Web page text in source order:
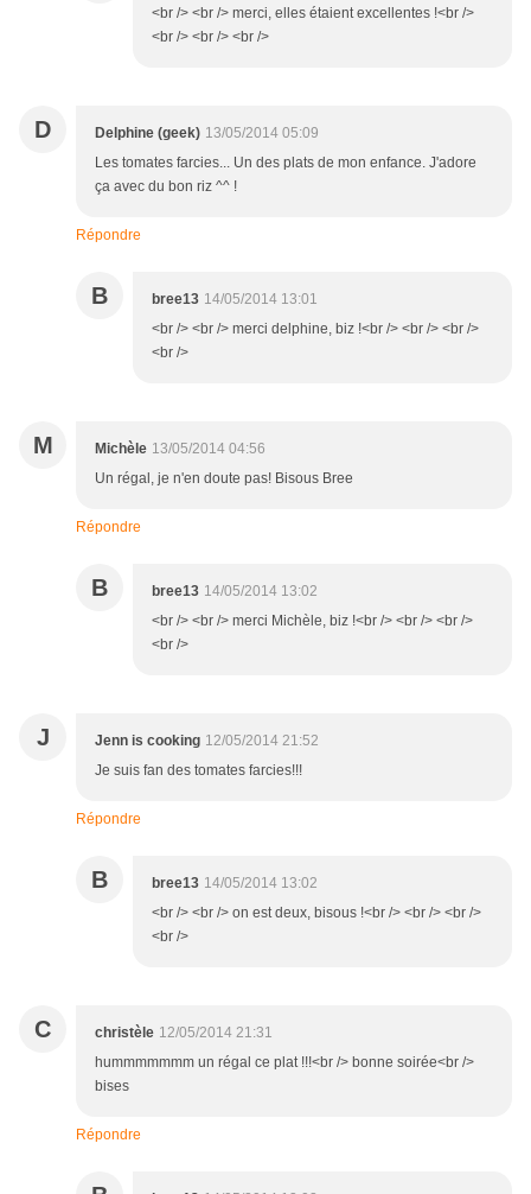
<br /> <br /> merci, elles étaient excellentes !<br />
<br /> <br /> <br />
D Delphine (geek) 13/05/2014 05:09
Les tomates farcies... Un des plats de mon enfance. J'adore
ça avec du bon riz ^^ !
Répondre
B bree13 14/05/2014 13:01
<br /> <br /> merci delphine, biz !<br /> <br /> <br />
<br />
M Michèle 13/05/2014 04:56
Un régal, je n'en doute pas! Bisous Bree
Répondre
B bree13 14/05/2014 13:02
<br /> <br /> merci Michèle, biz !<br /> <br /> <br />
<br />
J Jenn is cooking 12/05/2014 21:52
Je suis fan des tomates farcies!!!
Répondre
B bree13 14/05/2014 13:02
<br /> <br /> on est deux, bisous !<br /> <br /> <br />
<br />
C christèle 12/05/2014 21:31
hummmmmmm un régal ce plat !!!<br /> bonne soirée<br />
bises
Répondre